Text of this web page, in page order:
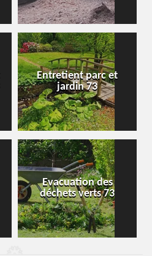
Entretient parc et
jardin 73
Evacuation des
déchets verts 73